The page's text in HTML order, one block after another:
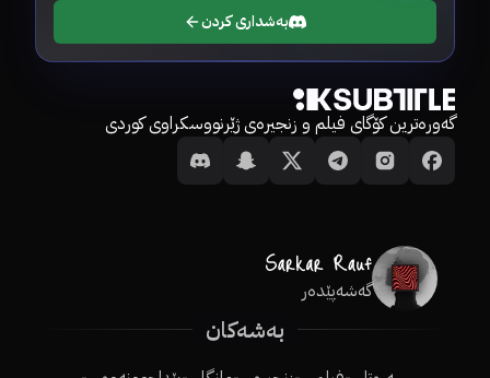
بەشداری کردن
گەورەترین کۆگای فیلم و زنجیرەی ژێرنووسکراوی کوردی
گەشەپێدەر
بەشەکان